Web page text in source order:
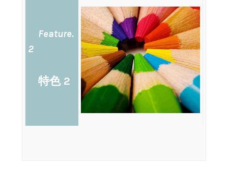
Feature.
2
特色 2